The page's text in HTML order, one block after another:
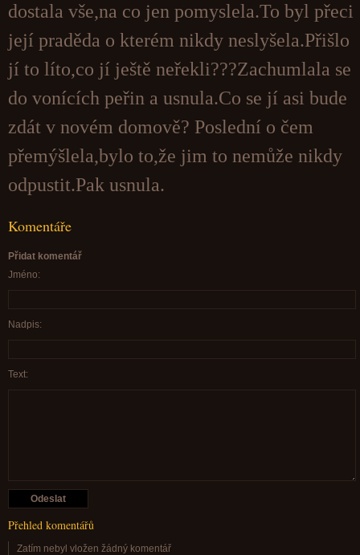
dostala vše,na co jen pomyslela.To byl přeci
její praděda o kterém nikdy neslyšela.Přišlo
jí to líto,co jí ještě neřekli???Zachumlala se
do vonících peřin a usnula.Co se jí asi bude
zdát v novém domově? Poslední o čem
přemýšlela,bylo to,že jim to nemůže nikdy
odpustit.Pak usnula.
Komentáře
Přidat komentář
Jméno:
Nadpis:
Text:
Přehled komentářů
Zatím nebyl vložen žádný komentář